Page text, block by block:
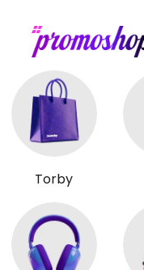
Torby